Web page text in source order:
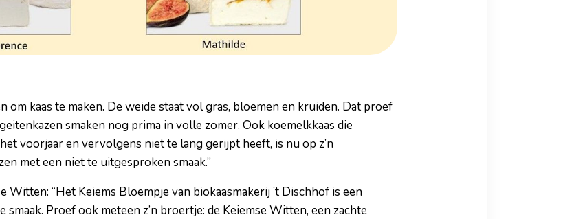
om kaas te maken. De weide staat vol gras, bloemen en kruiden. Dat proef
smaken nog prima in volle zomer. Ook koemelkkaas die
voorjaar en vervolgens niet te lang gerijpt heeft, is nu op z’n
met een niet te uitgesproken smaak.”
Witten: “Het Keiems Bloempje van biokaasmakerij ’t Dischhof is een
smaak. Proef ook meteen z’n broertje: de Keiemse Witten, een zachte